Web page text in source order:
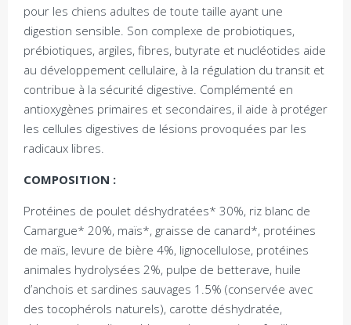
pour les chiens adultes de toute taille ayant une
digestion sensible. Son complexe de probiotiques,
prébiotiques, argiles, fibres, butyrate et nucléotides aide
au développement cellulaire, à la régulation du transit et
contribue à la sécurité digestive. Complémenté en
antioxygènes primaires et secondaires, il aide à protéger
les cellules digestives de lésions provoquées par les
radicaux libres.
COMPOSITION :
Protéines de poulet déshydratées* 30%, riz blanc de
Camargue* 20%, maïs*, graisse de canard*, protéines
de maïs, levure de bière 4%, lignocellulose, protéines
animales hydrolysées 2%, pulpe de betterave, huile
d’anchois et sardines sauvages 1.5% (conservée avec
des tocophérols naturels), carotte déshydratée,